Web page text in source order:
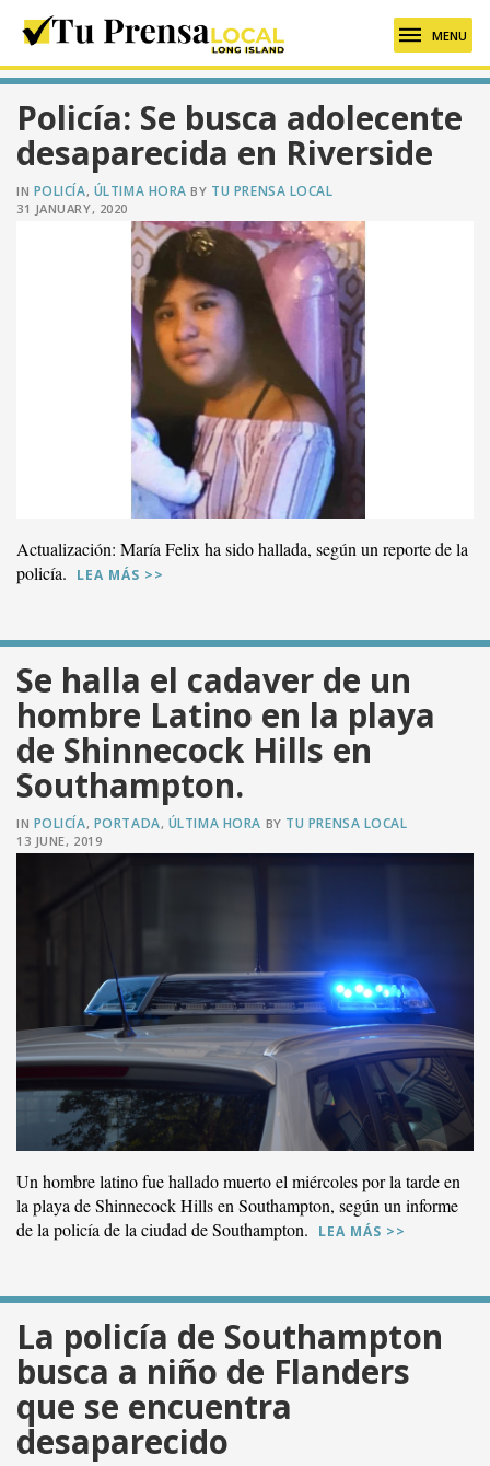
MENU
Policía: Se busca adolecente
desaparecida en Riverside
IN POLICÍA, ÚLTIMA HORA BY TU PRENSA LOCAL
31 JANUARY, 2020
VER PUBLICACIÓN
Actualización: María Felix ha sido hallada, según un reporte de la
policía.
LEA MÁS >>
Se halla el cadaver de un
hombre Latino en la playa
de Shinnecock Hills en
Southampton.
IN POLICÍA, PORTADA, ÚLTIMA HORA BY TU PRENSA LOCAL
13 JUNE, 2019
Un hombre latino fue hallado muerto el miércoles por la tarde en
la playa de Shinnecock Hills en Southampton, según un informe
de la policía de la ciudad de Southampton.
LEA MÁS >>
La policía de Southampton
busca a niño de Flanders
que se encuentra
desaparecido